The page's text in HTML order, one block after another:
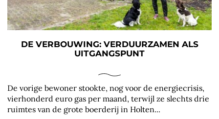
DE VERBOUWING: VERDUURZAMEN ALS
UITGANGSPUNT
De vorige bewoner stookte, nog voor de energiecrisis,
vierhonderd euro gas per maand, terwijl ze slechts drie
ruimtes van de grote boerderij in Holten...